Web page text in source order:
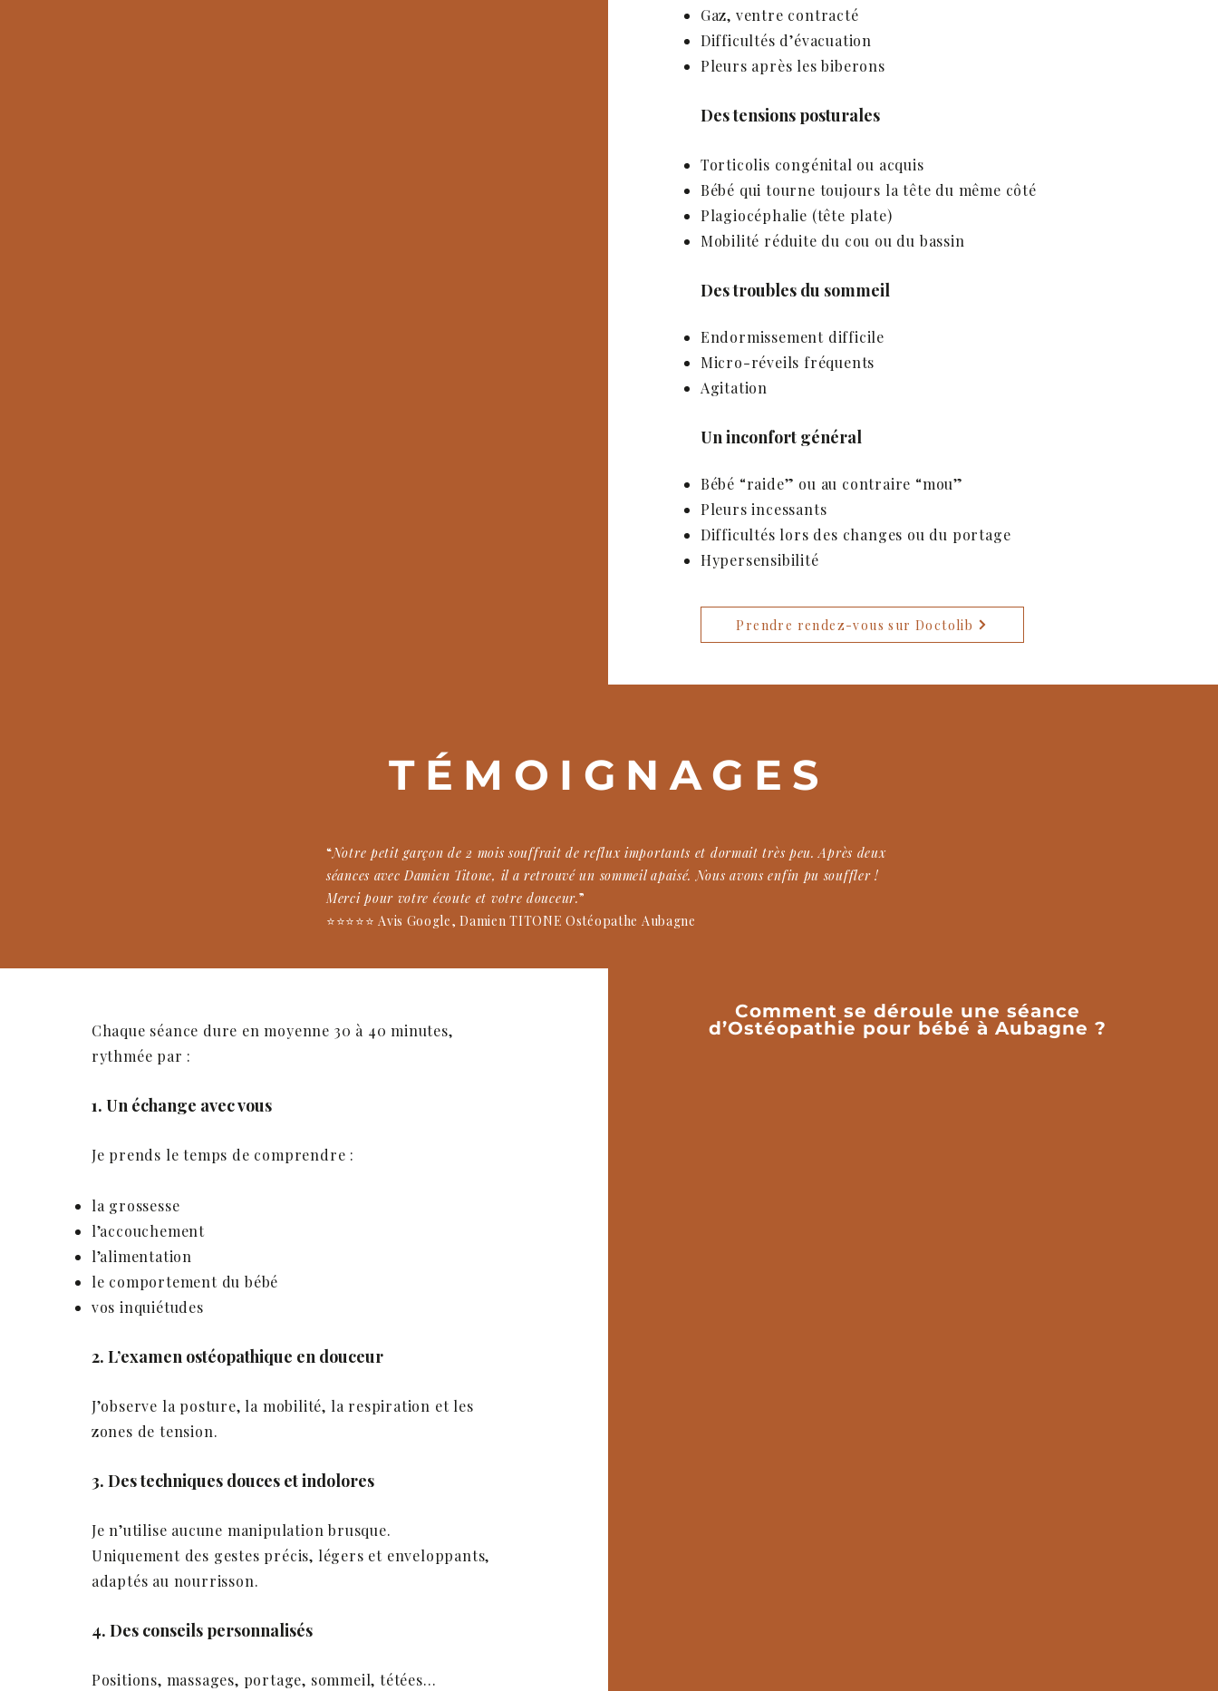
Gaz, ventre contracté
Difficultés d’évacuation
Pleurs après les biberons
Des tensions posturales
Torticolis congénital ou acquis
Bébé qui tourne toujours la tête du même côté
Plagiocéphalie (tête plate)
Mobilité réduite du cou ou du bassin
Des troubles du sommeil
Endormissement difficile
Micro-réveils fréquents
Agitation
Un inconfort général
Bébé “raide” ou au contraire “mou”
Pleurs incessants
Difficultés lors des changes ou du portage
Hypersensibilité
Prendre rendez-vous sur Doctolib
TÉMOIGNAGES
“Notre petit garçon de 2 mois souffrait de reflux importants et dormait très peu. Après deux
séances avec Damien Titone, il a retrouvé un sommeil apaisé. Nous avons enfin pu souffler !
Merci pour votre écoute et votre douceur.”
⭐️⭐️⭐️⭐️⭐️ Avis Google, Damien TITONE Ostéopathe Aubagne
Chaque séance dure en moyenne 30 à 40 minutes,
rythmée par :
1. Un échange avec vous
Je prends le temps de comprendre :
la grossesse
l’accouchement
l’alimentation
le comportement du bébé
vos inquiétudes
2. L’examen ostéopathique en douceur
J’observe la posture, la mobilité, la respiration et les
zones de tension.
3. Des techniques douces et indolores
Je n’utilise aucune manipulation brusque.
Uniquement des gestes précis, légers et enveloppants,
adaptés au nourrisson.
4. Des conseils personnalisés
Positions, massages, portage, sommeil, tétées…
Comment se déroule une séance
d’Ostéopathie pour bébé à Aubagne ?